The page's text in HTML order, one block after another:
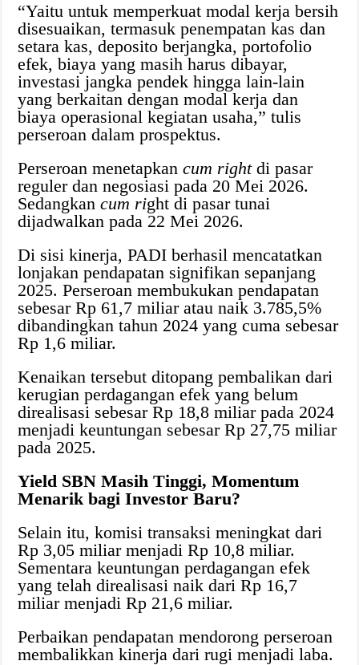
“Yaitu untuk memperkuat modal kerja bersih
disesuaikan, termasuk penempatan kas dan
setara kas, deposito berjangka, portofolio
efek, biaya yang masih harus dibayar,
investasi jangka pendek hingga lain-lain
yang berkaitan dengan modal kerja dan
biaya operasional kegiatan usaha,” tulis
perseroan dalam prospektus.
Perseroan menetapkancum rightdi pasar
reguler dan negosiasi pada 20 Mei 2026.
Sedangkancum right di pasar tunai
dijadwalkan pada 22 Mei 2026.
Di sisi kinerja, PADI berhasil mencatatkan
lonjakan pendapatan signifikan sepanjang
2025. Perseroan membukukan pendapatan
sebesar Rp 61,7 miliar atau naik 3.785,5%
dibandingkan tahun 2024 yang cuma sebesar
Rp 1,6 miliar.
Kenaikan tersebut ditopang pembalikan dari
kerugian perdagangan efek yang belum
direalisasi sebesar Rp 18,8 miliar pada 2024
menjadi keuntungan sebesar Rp 27,75 miliar
pada 2025.
Yield SBN Masih Tinggi, Momentum
Menarik bagi Investor Baru?
Selain itu, komisi transaksi meningkat dari
Rp 3,05 miliar menjadi Rp 10,8 miliar.
Sementara keuntungan perdagangan efek
yang telah direalisasi naik dari Rp 16,7
miliar menjadi Rp 21,6 miliar.
Perbaikan pendapatan mendorong perseroan
membalikkan kinerja dari rugi menjadi laba.